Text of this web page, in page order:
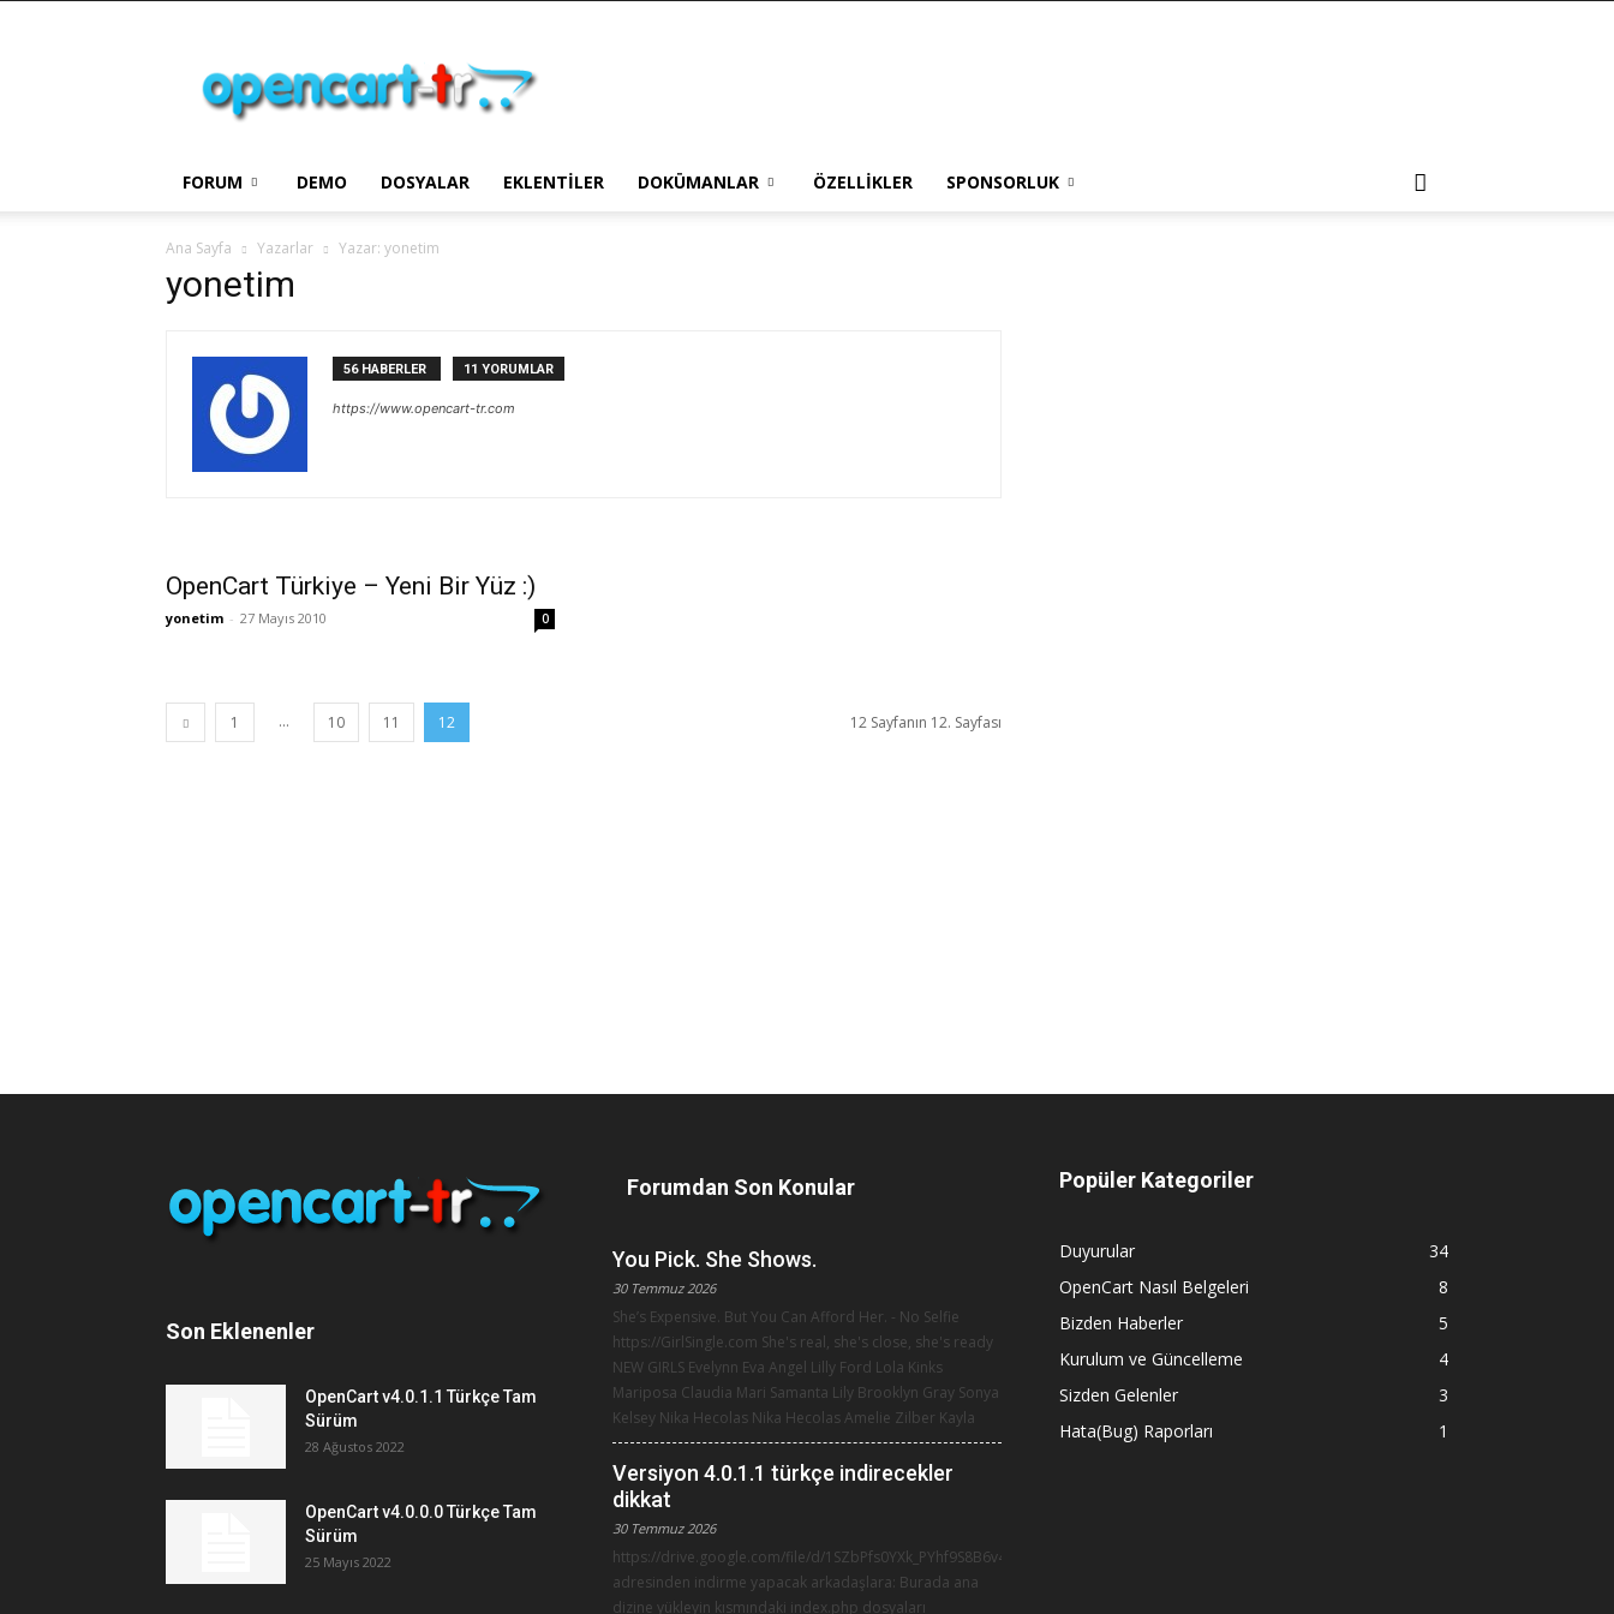
Türkiye
FORUM DEMO DOSYALAR EKLENTILER DOKÜMANLAR ÖZELLIKLER SPONSORLUK
Ana Sayfa Yazarlar Yazar: yonetim
yonetim
56 HABERLER 11 YORUMLAR
https://www.opencart-tr.com
OpenCart Türkiye – Yeni Bir Yüz :)
yonetim - 27 Mayıs 2010 0
1 ... 10 11 12 12 Sayfanın 12. Sayfası
Son Eklenenler
OpenCart v4.0.1.1 Türkçe Tam
Sürüm
28 Ağustos 2022
OpenCart v4.0.0.0 Türkçe Tam
Sürüm
25 Mayıs 2022
Forumdan Son Konular
You Pick. She Shows.
30 Temmuz 2026
She’s Expensive. But You Can Afford Her. - No Selfie
https://GirlSingle.com She's real, she's close, she's ready
NEW GIRLS Evelynn Eva Angel Lilly Ford Lola Kinks
Mariposa Claudia Mari Samanta Lily Brooklyn Gray Sonya
Kelsey Nika Hecolas Nika Hecolas Amelie Zilber Kayla
Versiyon 4.0.1.1 türkçe indirecekler
dikkat
30 Temmuz 2026
https://drive.google.com/file/d/1SZbPfs0YXk_PYhf9S8B6v4qWY4VM0hXg/view
adresinden indirme yapacak arkadaşlara: Burada ana
dizine yükleyin kısmındaki index.php dosyaları
Popüler Kategoriler
Duyurular
34
OpenCart Nasıl Belgeleri
8
Bizden Haberler
5
Kurulum ve Güncelleme
4
Sizden Gelenler
3
Hata(Bug) Raporları
1